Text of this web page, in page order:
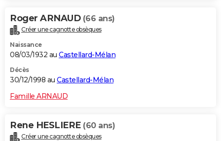
Roger ARNAUD (66 ans)
Créer une cagnotte obsèques
Naissance
08/03/1932 au Castellard-Mélan
Décès
30/12/1998 au Castellard-Mélan
Famille ARNAUD
Rene HESLIERE (60 ans)
Créer une cagnotte obsèques